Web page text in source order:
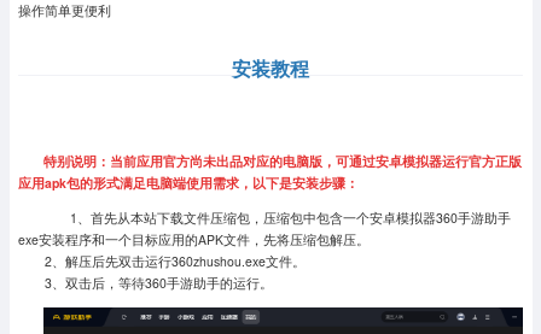
操作简单更便利
安装教程
特别说明：当前应用官方尚未出品对应的电脑版，可通过安卓模拟器运行官方正版
应用apk包的形式满足电脑端使用需求，以下是安装步骤：
1、首先从本站下载文件压缩包，压缩包中包含一个安卓模拟器360手游助手
exe安装程序和一个目标应用的APK文件，先将压缩包解压。
2、解压后先双击运行360zhushou.exe文件。
3、双击后，等待360手游助手的运行。